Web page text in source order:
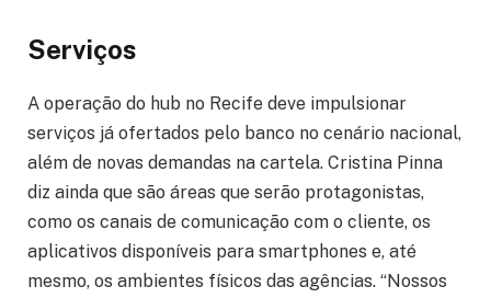
Serviços
A operação do hub no Recife deve impulsionar
serviços já ofertados pelo banco no cenário nacional,
além de novas demandas na cartela. Cristina Pinna
diz ainda que são áreas que serão protagonistas,
como os canais de comunicação com o cliente, os
aplicativos disponíveis para smartphones e, até
mesmo, os ambientes físicos das agências. “Nossos